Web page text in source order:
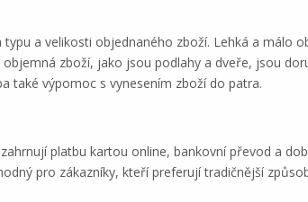
a velikosti objednaného zboží. Lehká a málo
zboží, jako jsou podlahy a dveře, jsou
také výpomoc s vynesením zboží do patra.
platbu kartou online, bankovní převod a
pro zákazníky, kteří preferují tradičnější